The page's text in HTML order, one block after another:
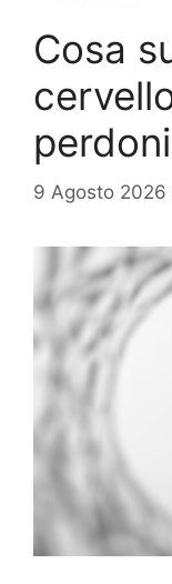
Cosa
9 Agosto 2026